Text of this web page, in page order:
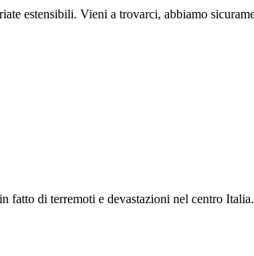
estensibili. Vieni a trovarci, abbiamo
fatto di terremoti e devastazioni nel centro